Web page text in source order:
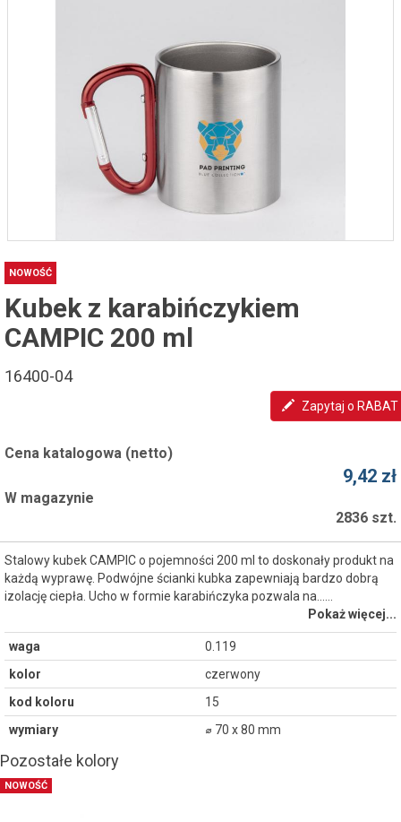
NOWOŚĆ
Kubek z karabińczykiem
CAMPIC 200 ml
16400-04
Zapytaj o RABAT
Cena katalogowa (netto)
9,42 zł
W magazynie
2836 szt.
Stalowy kubek CAMPIC o pojemności 200 ml to doskonały produkt na
każdą wyprawę. Podwójne ścianki kubka zapewniają bardzo dobrą
izolację ciepła. Ucho w formie karabińczyka pozwala na...…
Pokaż więcej...
waga
0.119
kolor
czerwony
kod koloru
15
wymiary
⌀ 70 x 80 mm
Pozostałe kolory
NOWOŚĆ